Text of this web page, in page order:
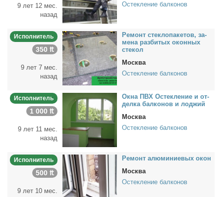
9 лет 12 мес.
назад
Остекление балконов
Исполнитель
350 ₶
9 лет 7 мес.
назад
Ре­монт стек­ло­па­ке­тов, за­
ме­на раз­би­тых окон­ных
сте­кол
Москва
Остекление балконов
Исполнитель
1 000 ₶
9 лет 11 мес.
назад
Ок­на ПВХ Остек­ле­ние и от­
дел­ка бал­ко­нов и лод­жий
Москва
Остекление балконов
Исполнитель
500 ₶
9 лет 10 мес.
Ре­монт алю­ми­ни­е­вых окон
Москва
Остекление балконов